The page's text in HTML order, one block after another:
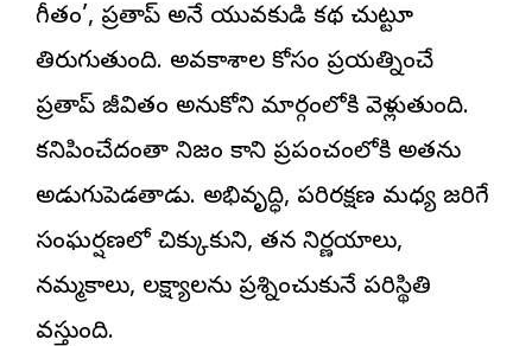
గీతం’, ప్రతాప్ అనే యువకుడి కథ చుట్టూ
తిరుగుతుంది. అవకాశాల కోసం ప్రయత్నించే
ప్రతాప్ జీవితం అనుకోని మార్గంలోకి వెళ్లుతుంది.
కనిపించేదంతా నిజం కాని ప్రపంచంలోకి అతను
అడుగుపెడతాడు. అభివృద్ధి, పరిరక్షణ మధ్య జరిగే
సంఘర్షణలో చిక్కుకుని, తన నిర్ణయాలు,
నమ్మకాలు, లక్ష్యాలను ప్రశ్నించుకునే పరిస్థితి
వస్తుంది.